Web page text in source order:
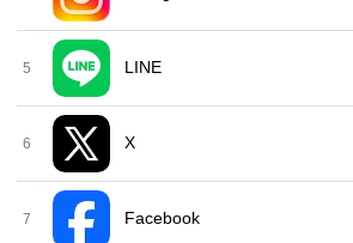
5 LINE
6 X
7 Facebook